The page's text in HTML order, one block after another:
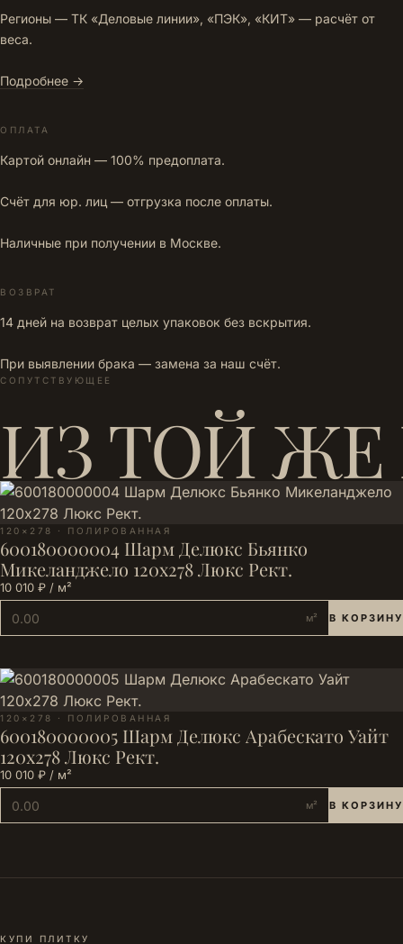
Регионы — ТК «Деловые линии», «ПЭК», «КИТ» — расчёт от
веса.
Подробнее →
ОПЛАТА
Картой онлайн — 100% предоплата.
Счёт для юр. лиц — отгрузка после оплаты.
Наличные при получении в Москве.
ВОЗВРАТ
14 дней на возврат целых упаковок без вскрытия.
При выявлении брака — замена за наш счёт.
СОПУТСТВУЮЩЕЕ
ИЗ ТОЙ ЖЕ
120×278 · ПОЛИРОВАННАЯ
600180000004 Шарм Делюкс Бьянко
Микеланджело 120х278 Люкс Рект.
10 010 ₽ / м²
м² В КОРЗИНУ
120×278 · ПОЛИРОВАННАЯ
600180000005 Шарм Делюкс Арабескато Уайт
120х278 Люкс Рект.
10 010 ₽ / м²
м² В КОРЗИНУ
КУПИ ПЛИТКУ